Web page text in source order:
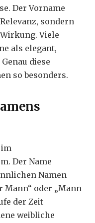
Der Vorname
sondern
Viele
als elegant,
diese
so besonders.
Der Name
Namen
oder „Mann
der Zeit
weibliche